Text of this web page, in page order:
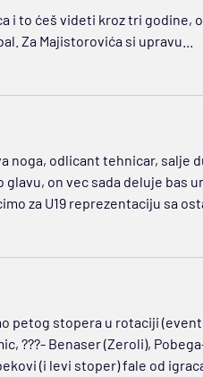
i to ćeš videti kroz tri godine,
Za Majistorovića si upravu...
noga, odlicant tehnicar, salje
on vec sada deluje bas
za U19 reprezentaciju sa
petog stopera u rotaciji
???- Benaser (Zeroli),
(i levi stoper) fale od